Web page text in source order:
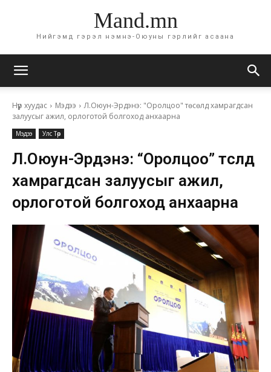
Mand.mn
Нийгэмд гэрэл нэмнэ-Оюуны гэрлийг асаана
Нүүр хуудас Мэдээ
Л.Оюун-Эрдэнэ: "Оролцоо" төсөлд хамрагдсан
залуусыг ажил, орлоготой болгоход анхаарна
Мэдээ Улс Төр
Л.Оюун-Эрдэнэ: “Оролцоо” төсөлд
хамрагдсан залуусыг ажил,
орлоготой болгоход анхаарна